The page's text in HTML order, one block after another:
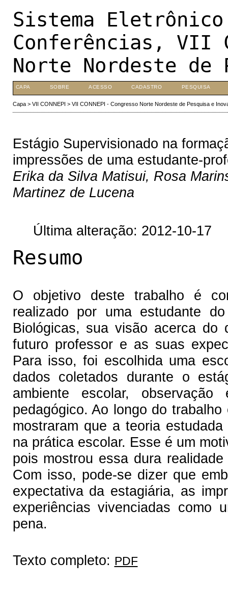
Sistema
Conferências, VII
Norte Nordeste de
CAPA SOBRE ACESSO CADASTRO PESQUISA
Capa> VII CONNEPI > VII CONNEPI - Congresso Norte Nordeste de Pesquisa e
Estágio Supervisionado na
impressões de uma estudante-
Erika da Silva Matisui, Rosa
Martinez de Lucena
Última alteração: 2012-10-17
Resumo
O objetivo deste trabalho é
realizado por uma estudante
Biológicas, sua visão acerca
futuro professor e as suas
Para isso, foi escolhida uma
dados coletados durante o
ambiente escolar,
pedagógico. Ao longo do
mostraram que a teoria
na prática escolar. Esse é um
pois mostrou essa dura
Com isso, pode-se dizer que
expectativa da estagiária, as
experiências vivenciadas como
pena.
Texto completo: PDF